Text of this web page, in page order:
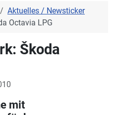
Aktuelles / Newsticker
Octavia LPG
Škoda
mit